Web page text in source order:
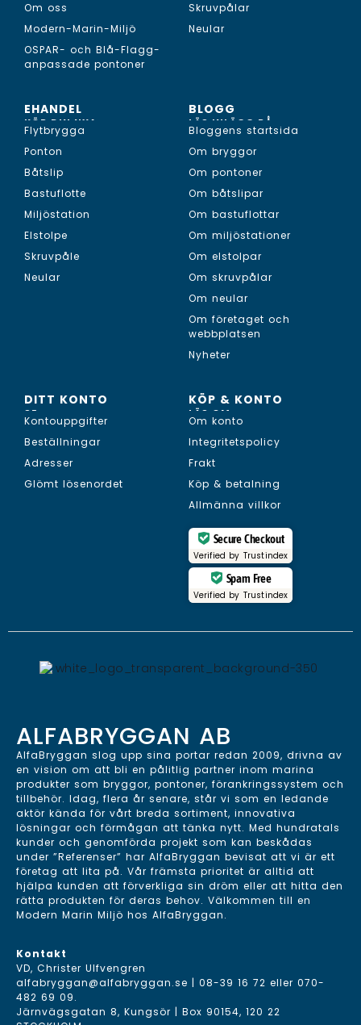
Om oss
Modern-Marin-Miljö
OSPAR- och Blå-Flagg-
anpassade pontoner
Skruvpålar
Neular
EHANDEL
KÖP DIN NYA...
Flytbrygga
Ponton
Båtslip
Bastuflotte
Miljöstation
Elstolpe
Skruvpåle
Neular
BLOGG
LÄS INLÄGG PÅ...
Bloggens startsida
Om bryggor
Om pontoner
Om båtslipar
Om bastuflottar
Om miljöstationer
Om elstolpar
Om skruvpålar
Om neular
Om företaget och
webbplatsen
Nyheter
DITT KONTO
SE...
Kontouppgifter
Beställningar
Adresser
Glömt lösenordet
KÖP & KONTO
LÄS OM...
Om konto
Integritetspolicy
Frakt
Köp & betalning
Allmänna villkor
Secure Checkout
Verified by Trustindex
Spam Free
Verified by Trustindex
ALFABRYGGAN AB
AlfaBryggan slog upp sina portar redan 2009, drivna av
en vision om att bli en pålitlig partner inom marina
produkter som bryggor, pontoner, förankringssystem och
tillbehör. Idag, flera år senare, står vi som en ledande
aktör kända för vårt breda sortiment, innovativa
lösningar och förmågan att tänka nytt. Med hundratals
kunder och genomförda projekt som kan beskådas
under ”Referenser” har AlfaBryggan bevisat att vi är ett
företag att lita på. Vår främsta prioritet är alltid att
hjälpa kunden att förverkliga sin dröm eller att hitta den
rätta produkten för deras behov. Välkommen till en
Modern Marin Miljö hos AlfaBryggan.
Kontakt
VD, Christer Ulfvengren
alfabryggan@alfabryggan.se | 08-39 16 72 eller 070-
482 69 09.
Järnvägsgatan 8, Kungsör | Box 90154, 120 22